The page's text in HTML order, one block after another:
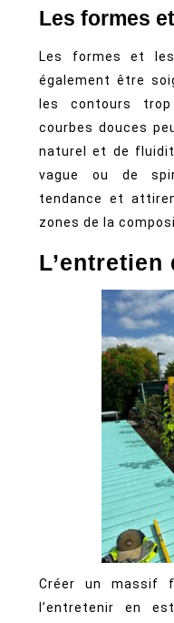
Les formes
Les formes et
également être
les contours
courbes douces
naturel et de
vague ou de
tendance et
zones de la
Créer un massif
l’entretenir en